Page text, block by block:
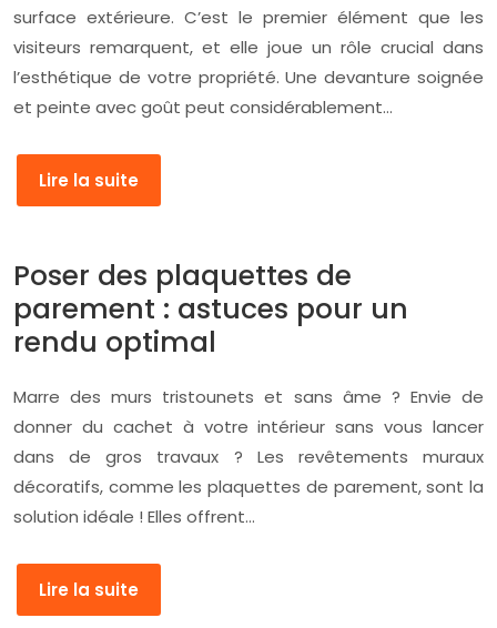
surface extérieure. C’est le premier élément que les
visiteurs remarquent, et elle joue un rôle crucial dans
l’esthétique de votre propriété. Une devanture soignée
et peinte avec goût peut considérablement…
Lire la suite
Poser des plaquettes de
parement : astuces pour un
rendu optimal
Marre des murs tristounets et sans âme ? Envie de
donner du cachet à votre intérieur sans vous lancer
dans de gros travaux ? Les revêtements muraux
décoratifs, comme les plaquettes de parement, sont la
solution idéale ! Elles offrent…
Lire la suite